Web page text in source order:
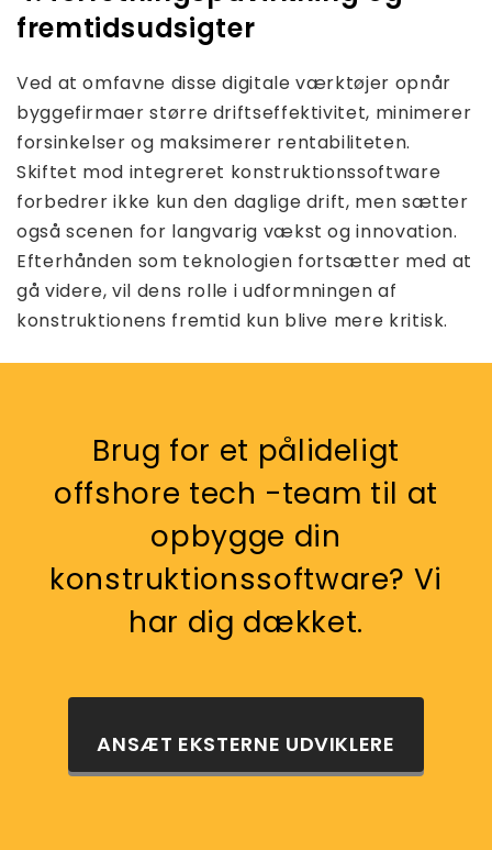
fremtidsudsigter
Ved at omfavne disse digitale værktøjer opnår
byggefirmaer større driftseffektivitet, minimerer
forsinkelser og maksimerer rentabiliteten.
Skiftet mod integreret konstruktionssoftware
forbedrer ikke kun den daglige drift, men sætter
også scenen for langvarig vækst og innovation.
Efterhånden som teknologien fortsætter med at
gå videre, vil dens rolle i udformningen af ​​
konstruktionens fremtid kun blive mere kritisk.
Brug for et pålideligt
offshore tech -team til at
opbygge din
konstruktionssoftware? Vi
har dig dækket.